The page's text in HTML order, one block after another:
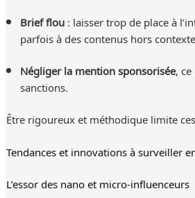
Brief flou: laisser trop de place à
parfois à des contenus hors
Négliger la mention sponsorisée,
sanctions.
Être rigoureux et méthodique limite
Tendances et innovations à surveiller
L’essor des nano et micro-influenceurs